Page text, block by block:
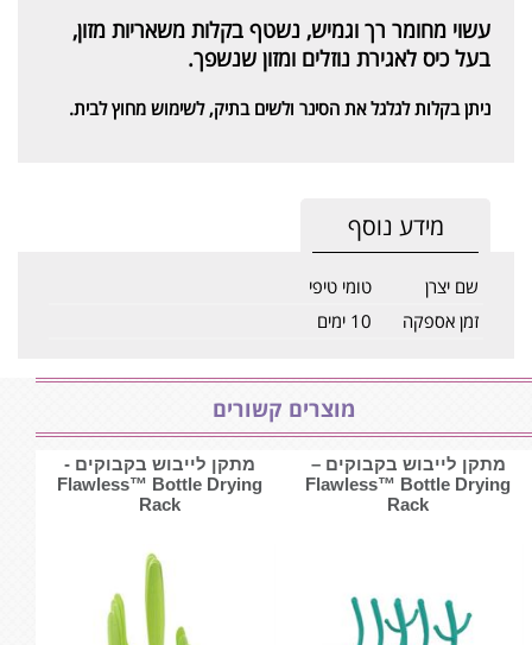
עשוי מחומר רך וגמיש, נשטף בקלות משאריות מזון,
בעל כיס לאגירת נוזלים ומזון שנשפך.
ניתן בקלות לגלגל את הסינר ולשים בתיק, לשימוש מחוץ לבית.
מידע נוסף
שם יצרן
טומי טיפי
זמן אספקה
10 ימים
מוצרים קשורים
מתקן לייבוש בקבוקים –
Flawless™ Bottle Drying
Rack
מתקן לייבוש בקבוקים -
Flawless™ Bottle Drying
Rack